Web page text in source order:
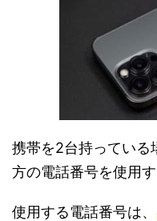
携帯を2台持っている
方の電話番号を使用
使用する電話番号は、